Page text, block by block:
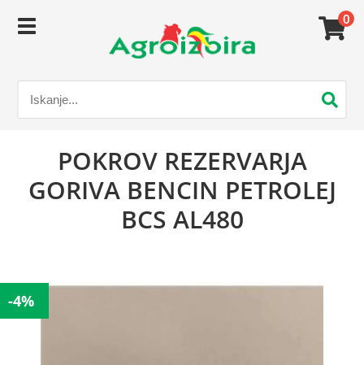
0
POKROV REZERVARJA
GORIVA BENCIN PETROLEJ
BCS AL480
-4%